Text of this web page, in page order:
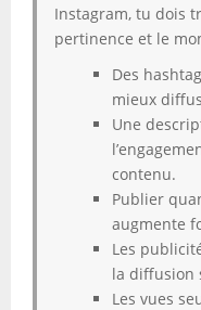
Instagram, tu dois
pertinence et le
Des
mieux
Une
contenu.
Publier
augmente
Les
la diffusion
Les vues